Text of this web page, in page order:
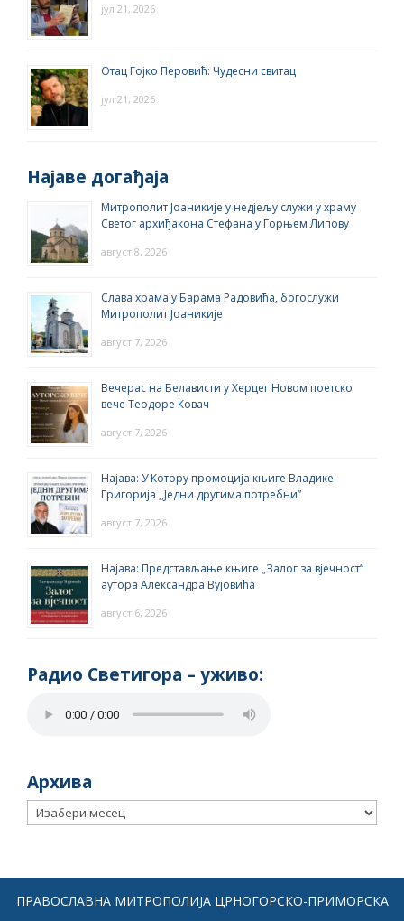
јул 21, 2026
Отац Гојко Перовић: Чудесни свитац
јул 21, 2026
Најаве догађаја
Митрополит Јоаникије у недјељу служи у храму
Светог архиђакона Стефана у Горњем Липову
август 8, 2026
Слава храма у Барама Радовића, богослужи
Митрополит Јоаникије
август 7, 2026
Вечерас на Белависти у Херцег Новом поетско
вече Теодоре Ковач
август 7, 2026
Најава: У Котору промоција књиге Владике
Григорија ,,Једни другима потребни”
август 7, 2026
Најава: Представљање књиге „Залог за вјечност“
аутора Александра Вујовића
август 6, 2026
Радио Светигора – yживо:
Архива
Архива
ПРАВОСЛАВНА МИТРОПОЛИЈА ЦРНОГОРСКО-ПРИМОРСКА